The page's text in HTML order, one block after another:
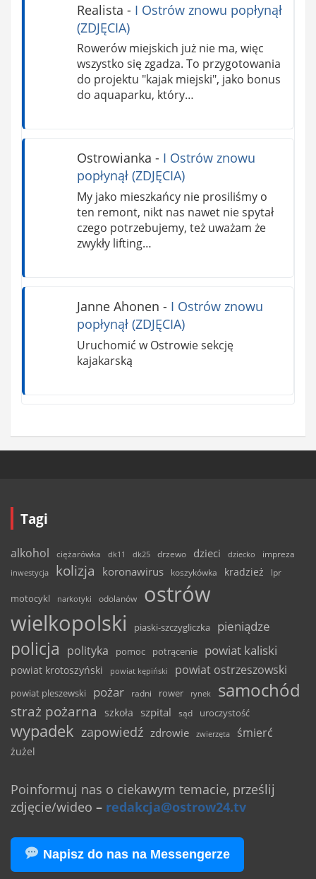
Realista - I Ostrów znowu popłynął
(ZDJĘCIA)
Rowerów miejskich już nie ma, więc
wszystko się zgadza. To przygotowania
do projektu "kajak miejski", jako bonus
do aquaparku, który…
Ostrowianka - I Ostrów znowu
popłynął (ZDJĘCIA)
My jako mieszkańcy nie prosiliśmy o
ten remont, nikt nas nawet nie spytał
czego potrzebujemy, też uważam że
zwykły lifting…
Janne Ahonen - I Ostrów znowu
popłynął (ZDJĘCIA)
Uruchomić w Ostrowie sekcję
kajakarską
Tagi
alkohol ciężarówka dk11 dk25 drzewo dzieci dziecko
impreza
inwestycja
kolizja koronawirus koszykówka kradzież lpr
motocykl narkotyki odolanów
ostrów
wielkopolski
piaski-szczygliczka pieniądze
policja polityka pomoc potrącenie powiat kaliski
powiat krotoszyński powiat kępiński powiat ostrzeszowski
powiat pleszewski pożar radni rower rynek samochód
straż pożarna szkoła szpital sąd uroczystość
wypadek zapowiedź zdrowie zwierzęta śmierć
żużel
Poinformuj nas o ciekawym temacie, prześlij
zdjęcie/wideo – redakcja@ostrow24.tv
Napisz do nas na Messengerze